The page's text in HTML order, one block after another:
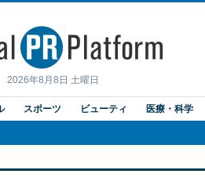
2026年8月8日 土曜日
スポーツ ビューティ 医療・科学